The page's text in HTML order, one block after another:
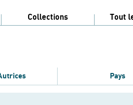
Collections Tout
Pays